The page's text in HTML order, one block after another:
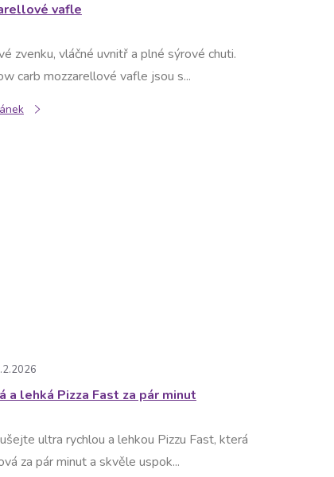
vafle
zvenku, vláčné uvnitř a plné sýrové chuti.
carb mozzarellové vafle jsou s...
a lehká Pizza Fast za pár minut
ultra rychlou a lehkou Pizzu Fast, která
za pár minut a skvěle uspok...